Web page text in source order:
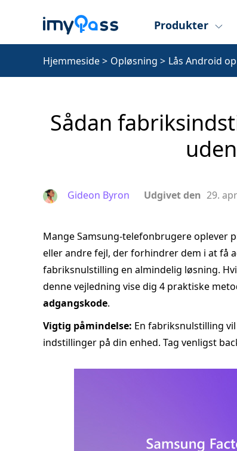
Produkter
Hjemmeside> Opløsning > Lås Android op
Sådan
Gideon Byron Udgivet den 29.
Mange Samsung‑telefonbrugere oplever
eller andre fejl, der forhindrer dem i at få
fabriksnulstilling en almindelig løsning.
denne vejledning vise dig 4 praktiske
adgangskode.
Vigtig påmindelse: En fabriksnulstilling
indstillinger på din enhed. Tag venligst